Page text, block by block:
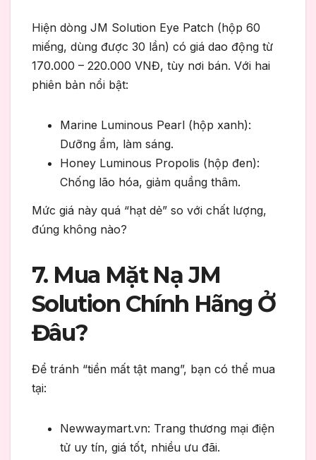
Hiện dòng JM Solution Eye Patch (hộp 60
miếng, dùng được 30 lần) có giá dao động từ
170.000 – 220.000 VNĐ, tùy nơi bán. Với hai
phiên bản nổi bật:
Marine Luminous Pearl (hộp xanh):
Dưỡng ẩm, làm sáng.
Honey Luminous Propolis (hộp đen):
Chống lão hóa, giảm quầng thâm.
Mức giá này quá “hạt dẻ” so với chất lượng,
đúng không nào?
7. Mua Mặt Nạ JM
Solution Chính Hãng Ở
Đâu?
Để tránh “tiền mất tật mang”, bạn có thể mua
tại:
Newwaymart.vn: Trang thương mại điện
tử uy tín, giá tốt, nhiều ưu đãi.